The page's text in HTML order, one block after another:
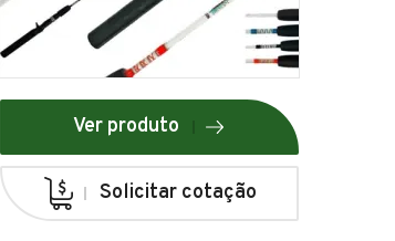
Ver produto
Solicitar cotação